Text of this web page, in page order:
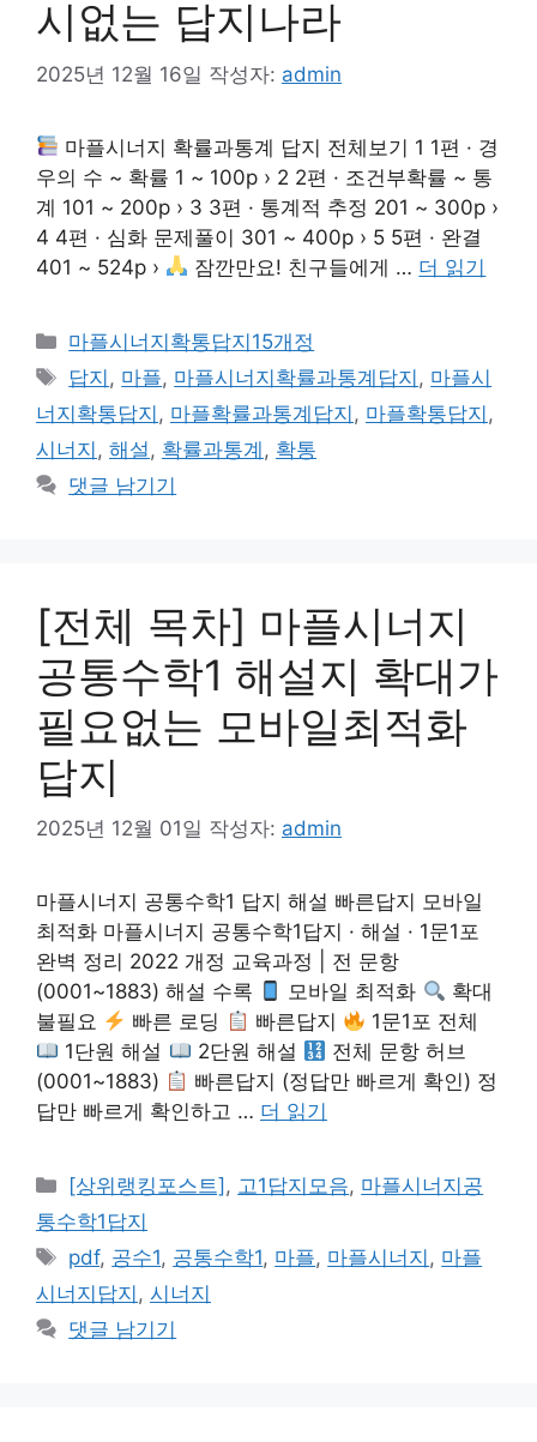
시없는 답지나라
2025년 12월 16일 작성자: admin
마플시너지 확률과통계 답지 전체보기 1 1편 · 경
우의 수 ~ 확률 1 ~ 100p › 2 2편 · 조건부확률 ~ 통
계 101 ~ 200p › 3 3편 · 통계적 추정 201 ~ 300p ›
4 4편 · 심화 문제풀이 301 ~ 400p › 5 5편 · 완결
401 ~ 524p ›
잠깐만요! 친구들에게 … 더 읽기
카
테
고
리
마플시너지확통답지15개정
태
그
답지 , 마플, 마플시너지확률과통계답지 , 마플시
너지확통답지 , 마플확률과통계답지 , 마플확통답지 ,
시너지 , 해설 , 확률과통계 , 확통
댓글 남기기
[전체 목차] 마플시너지
공통수학1 해설지 확대가
필요없는 모바일최적화
답지
2025년 12월 01일 작성자: admin
마플시너지 공통수학1 답지 해설 빠른답지 모바일
최적화 마플시너지 공통수학1답지 · 해설 · 1문1포
완벽 정리 2022 개정 교육과정 | 전 문항
(0001~1883) 해설 수록
모바일 최적화
확대
불필요
빠른 로딩 빠른답지
1문1포 전체
1단원 해설
2단원 해설
전체 문항 허브
(0001~1883)
빠른답지 (정답만 빠르게 확인) 정
답만 빠르게 확인하고 … 더 읽기
카
테
리
[상위랭킹포스트] , 고1답지모음, 마플시너지공
통수학1답지
태
그
pdf, 공수1, 공통수학1, 마플, 마플시너지 , 마플
시너지답지 , 시너지
댓글 남기기